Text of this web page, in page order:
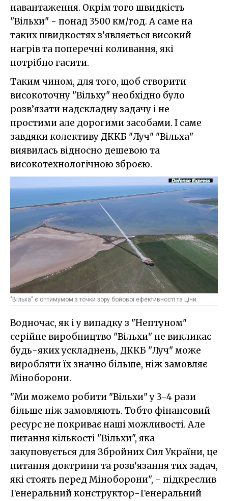
навантаження. Окрім того швидкість
"Вільхи" - понад 3500 км/год. А саме на
таких швидкостях з’являється високий
нагрів та поперечні коливання, які
потрібно гасити.
Таким чином, для того, щоб створити
високоточну "Вільху" необхідно було
розв’язати надскладну задачу і не
простими але дорогими засобами. І саме
завдяки колективу ДККБ "Луч" "Вільха"
виявилась відносно дешевою та
високотехнологічною зброєю.
"Вільха" є оптимумом з точки зору бойової ефективності та ціни
Водночас, як і у випадку з "Нептуном"
серійне виробництво "Вільхи" не викликає
будь-яких ускладнень, ДККБ "Луч" може
виробляти їх значно більше, ніж замовляє
Міноборони.
"Ми можемо робити "Вільхи" у 3-4 рази
більше ніж замовляють. Тобто фінансовий
ресурс не покриває наші можливості. Але
питання кількості "Вільхи", яка
закуповується для Збройних Сил України, це
питання доктрини та розв'язання тих задач,
які стоять перед Міноборони", - підкреслив
Генеральний конструктор-Генеральний